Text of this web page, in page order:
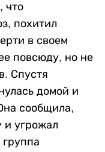
что
похитил
в своем
повсюду, но не
Спустя
домой и
сообщила,
и угрожал